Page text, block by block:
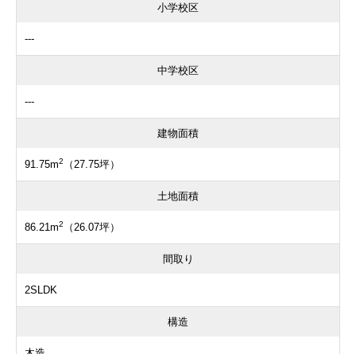
小学校区
---
中学校区
---
建物面積
91.75m2 （27.75坪）
土地面積
86.21m2 （26.07坪）
間取り
2SLDK
構造